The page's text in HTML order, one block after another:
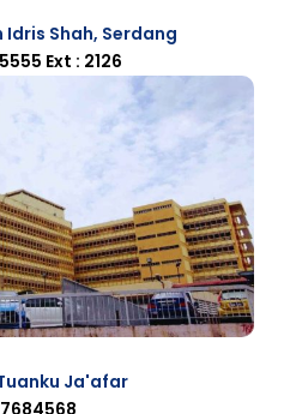
Shah, Serdang
Ext : 2126
Ja'afar